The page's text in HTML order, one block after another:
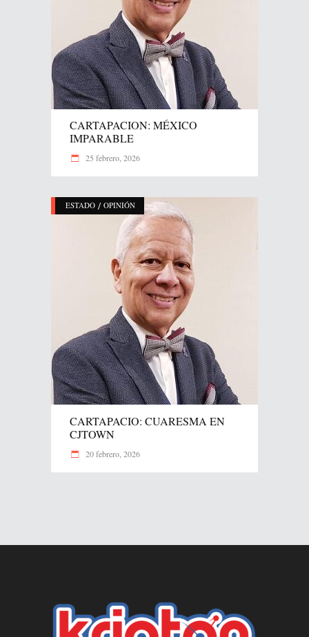
CARTAPACION: MÉXICO
IMPARABLE
25 febrero, 2026
ESTADO / OPINIÓN
CARTAPACIO: CUARESMA EN
CJTOWN
20 febrero, 2026